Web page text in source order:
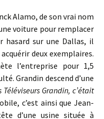
Alamo, de son vrai nom
voiture pour remplacer
sur une Dallas, il
deux exemplaires.
l’entreprise pour 1,5
Grandin descend d’une
Téléviseurs Grandin, c’était
c’est ainsi que Jean-
d’une usine située à